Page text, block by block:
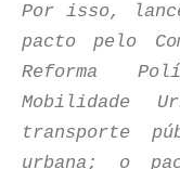
Por isso,
pacto pelo
Reforma
Mobilidade
transporte
urbana; o